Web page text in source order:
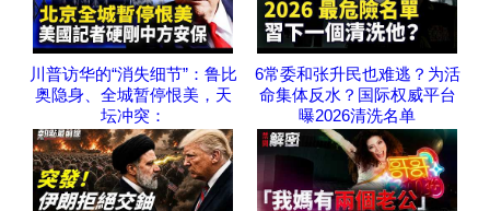
川普访华的“消失细节”：鲁比
奥隐身、全城暂停恨美，天
坛冲突：
6常委和张升民也难逃？为活
命集体反水？国际权威平台
曝2026清洗名单